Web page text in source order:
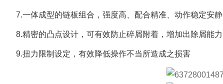
7.一体成型的链板组合，强度高、配合精准、动作稳定安静
8.精密的凸点设计，可有效防止碎屑附着，增加出除屑能力
9.扭力限制设定，有效降低操作不当所造成之损害